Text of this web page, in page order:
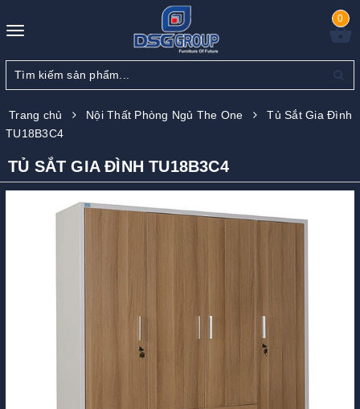
Toggle
0
Trang chủ Nội Thất Phòng Ngủ The One
Tủ Sắt Gia Đình
TU18B3C4
TỦ SẮT GIA ĐÌNH TU18B3C4